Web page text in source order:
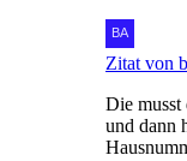
Zitat von
Die musst
und dann